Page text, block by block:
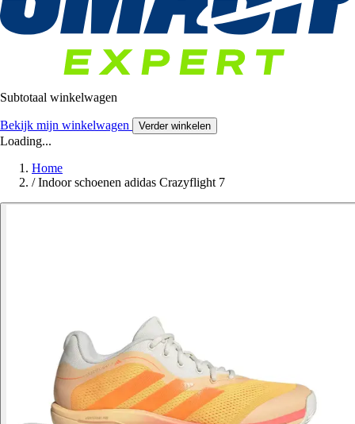
Subtotaal winkelwagen
Bekijk mijn winkelwagen Verder winkelen
Loading...
Home
/ Indoor schoenen adidas Crazyflight 7